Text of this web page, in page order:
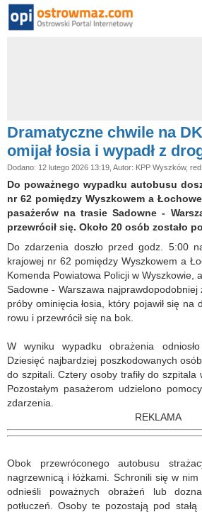
Dramatyczne chwile na
omijał łosia i wypadł z
Dodano: 12 lutego 2026 13:19, Autor: KPP Wyszków,
Do poważnego wypadku autobusu
nr 62 pomiędzy Wyszkowem a
pasażerów na trasie Sadowne -
przewrócił się. Około 20 osób zostało
Do zdarzenia doszło przed godz. 5:00
krajowej nr 62 pomiędzy Wyszkowem a
Komenda Powiatowa Policji w Wyszkowie,
Sadowne - Warszawa najprawdopodobniej
próby ominięcia łosia, który pojawił się na
rowu i przewrócił się na bok.
W wyniku wypadku obrażenia
Dziesięć najbardziej poszkodowanych
do szpitali. Cztery osoby trafiły do szpitala
Pozostałym pasażerom udzielono
zdarzenia.
REKLAMA
Obok przewróconego autobusu
nagrzewnicą i łóżkami. Schronili się w
odnieśli poważnych obrażeń lub
potłuczeń. Osoby te pozostają pod